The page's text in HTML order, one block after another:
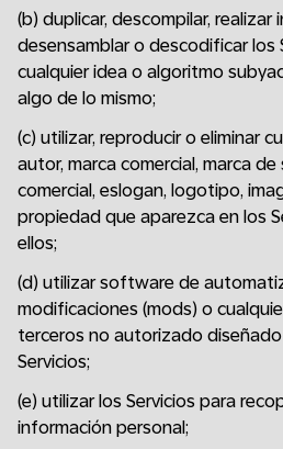
(b) duplicar, descompilar, realizar
desensamblar o descodificar los
cualquier idea o algoritmo
algo de lo mismo;
(c) utilizar, reproducir o eliminar
autor, marca comercial, marca
comercial, eslogan, logotipo,
propiedad que aparezca en los
ellos;
(d) utilizar software de
modificaciones (mods) o
terceros no autorizado
Servicios;
(e) utilizar los Servicios para
información personal;